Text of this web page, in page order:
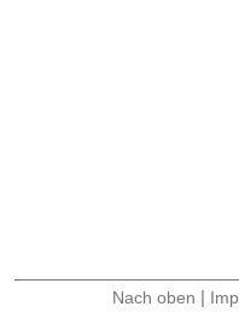
Nach oben |